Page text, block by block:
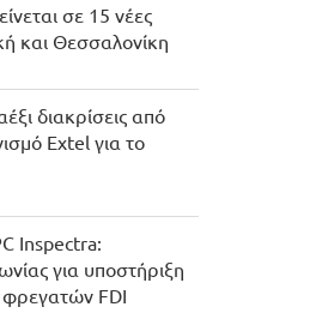
σε 15 νέες
και Θεσσαλονίκη
διακρίσεις από
Extel για το
Inspectra:
για υποστήριξη
FDI